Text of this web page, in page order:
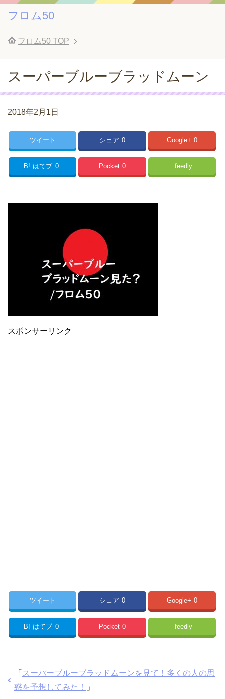
フロム50
フロム50 TOP
スーパーブルーブラッドムーン
2018年2月1日
ツイート シェア 0 Google+ 0
B! はてブ 0 Pocket 0 feedly
スポンサーリンク
ツイート シェア 0 Google+ 0
B! はてブ 0 Pocket 0 feedly
「 スーパーブルーブラッドムーンを見て！多くの人の思
惑を予想してみた！
」